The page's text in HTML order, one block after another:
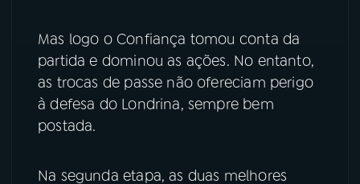
Mas logo o Confiança tomou conta da
partida e dominou as ações. No entanto,
as trocas de passe não ofereciam perigo
à defesa do Londrina, sempre bem
postada.
Na segunda etapa, as duas melhores